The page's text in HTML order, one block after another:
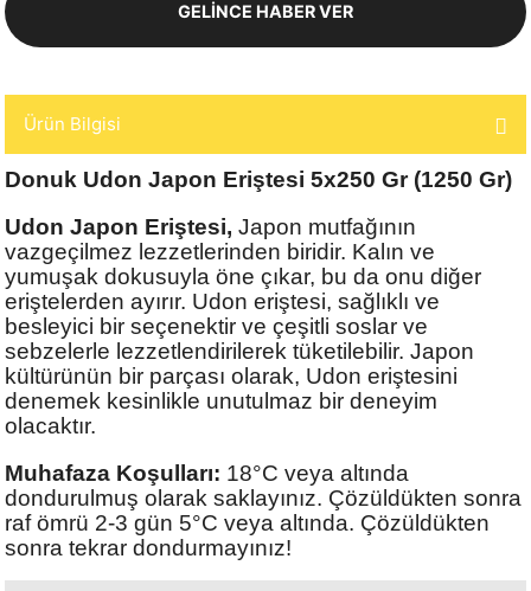
GELİNCE HABER VER
Ürün Bilgisi
Donuk Udon Japon Eriştesi 5x250 Gr (1250 Gr)
Udon Japon Eriştesi, Japon mutfağının
vazgeçilmez lezzetlerinden biridir. Kalın ve
yumuşak dokusuyla öne çıkar, bu da onu diğer
eriştelerden ayırır. Udon eriştesi, sağlıklı ve
besleyici bir seçenektir ve çeşitli soslar ve
sebzelerle lezzetlendirilerek tüketilebilir. Japon
kültürünün bir parçası olarak, Udon eriştesini
denemek kesinlikle unutulmaz bir deneyim
olacaktır.
Muhafaza Koşulları: 18°C veya altında
dondurulmuş olarak saklayınız. Çözüldükten sonra
raf ömrü 2-3 gün 5°C veya altında. Çözüldükten
sonra tekrar dondurmayınız!